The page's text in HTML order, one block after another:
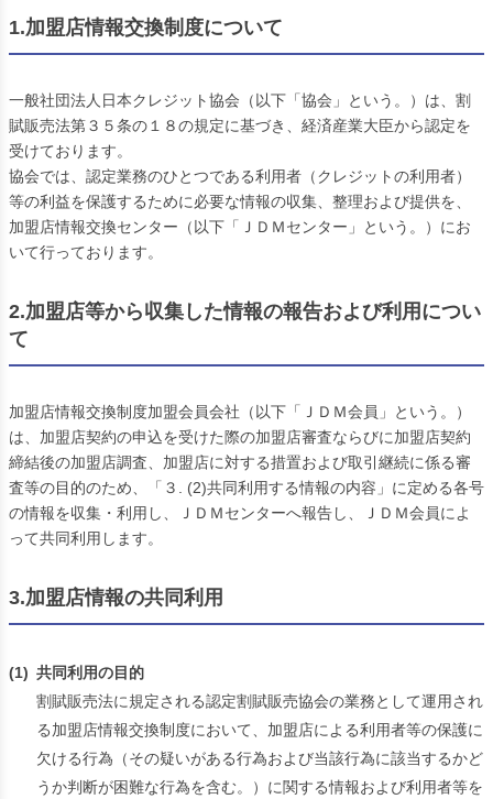
1.加盟店情報交換制度について
一般社団法人日本クレジット協会（以下「協会」という。）は、割
賦販売法第３５条の１８の規定に基づき、経済産業大臣から認定を
受けております。
協会では、認定業務のひとつである利用者（クレジットの利用者）
等の利益を保護するために必要な情報の収集、整理および提供を、
加盟店情報交換センター（以下「ＪＤＭセンター」という。）にお
いて行っております。
2.加盟店等から収集した情報の報告および利用につい
て
加盟店情報交換制度加盟会員会社（以下「ＪＤＭ会員」という。）
は、加盟店契約の申込を受けた際の加盟店審査ならびに加盟店契約
締結後の加盟店調査、加盟店に対する措置および取引継続に係る審
査等の目的のため、「３. (2)共同利用する情報の内容」に定める各号
の情報を収集・利用し、ＪＤＭセンターへ報告し、ＪＤＭ会員によ
って共同利用します。
3.加盟店情報の共同利用
(1) 共同利用の目的
割賦販売法に規定される認定割賦販売協会の業務として運用され
る加盟店情報交換制度において、加盟店による利用者等の保護に
欠ける行為（その疑いがある行為および当該行為に該当するかど
うか判断が困難な行為を含む。）に関する情報および利用者等を